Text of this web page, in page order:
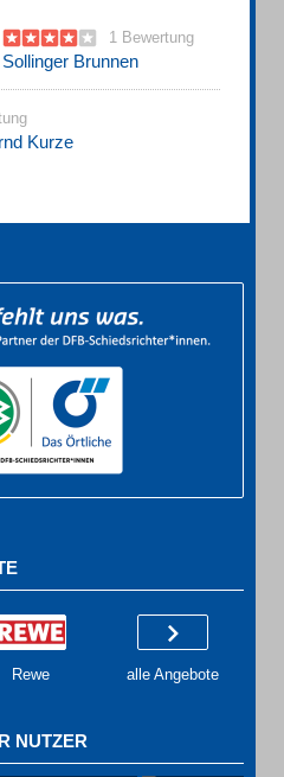
1 Bewertung
Sollinger Brunnen
Kurze
Rewe
alle Angebote
NUTZER